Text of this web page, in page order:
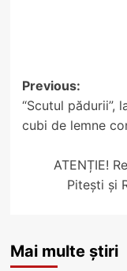
Post
Previous:
“Scutul pădurii”,
cubi de lemne
ATENȚIE!
Pitești și
Mai multe știri